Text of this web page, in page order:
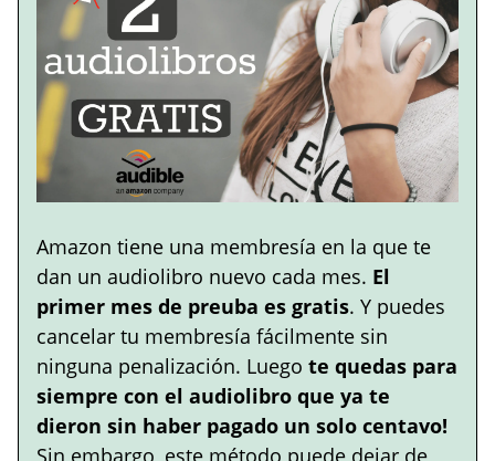
Amazon tiene una membresía en la que te
dan un audiolibro nuevo cada mes. El
primer mes de preuba es gratis. Y puedes
cancelar tu membresía fácilmente sin
ninguna penalización. Luego te quedas para
siempre con el audiolibro que ya te
dieron sin haber pagado un solo centavo!
Sin embargo, este método puede dejar de